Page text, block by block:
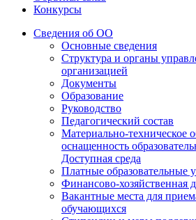
Конкурсы
Сведения об ОО
Основные сведения
Структура и органы
организацией
Документы
Образование
Руководство
Педагогический состав
Материально-техническое
оснащенность
Доступная среда
Платные образовательные
Финансово-хозяйственная
Вакантные места для
обучающихся